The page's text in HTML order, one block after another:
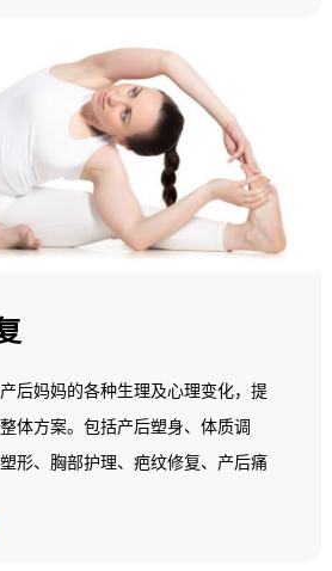
增加1800万产妇，其中有33.3%会选
产妇平均消费2万元，其中，85%以
乳房问题，68%有肥胖问题，52%有
，做好产后康复是迫在眉睫的事
备相关专业知识，不知道如何做产
要专业的产后康复师来协助。
后妈妈的各种生理及心理变化，提
体方案。包括产后塑身、体质调
形、胸部护理、疤纹修复、产后痛
、产后暖宫养巢。